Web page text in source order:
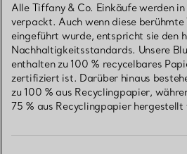
Alle Tiffany & Co. Einkäufe werden
verpackt. Auch wenn diese
eingeführt wurde, entspricht sie den
Nachhaltigkeitsstandards. Unsere
enthalten zu 100 % recycelbares
zertifiziert ist. Darüber hinaus
zu 100 % aus Recyclingpapier,
75 % aus Recyclingpapier hergestellt